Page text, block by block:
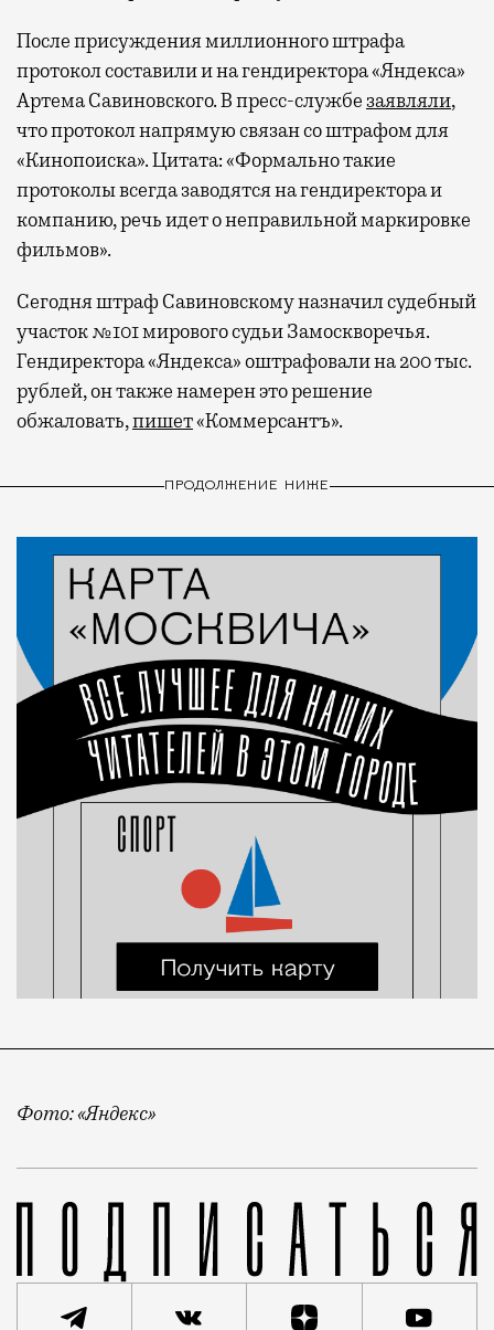
После присуждения миллионного штрафа
протокол составили и на гендиректора «Яндекса»
Артема Савиновского. В пресс-службе заявляли,
что протокол напрямую связан со штрафом для
«Кинопоиска». Цитата: «Формально такие
протоколы всегда заводятся на гендиректора и
компанию, речь идет о неправильной маркировке
фильмов».
Сегодня штраф Савиновскому назначил судебный
участок №101 мирового судьи Замоскворечья.
Гендиректора «Яндекса» оштрафовали на 200 тыс.
рублей, он также намерен это решение
обжаловать,пишет«Коммерсантъ».
ПРОДОЛЖЕНИЕ НИЖЕ
Фото: «Яндекс»
На «Кинопоиске» демонстрировались фильмы,